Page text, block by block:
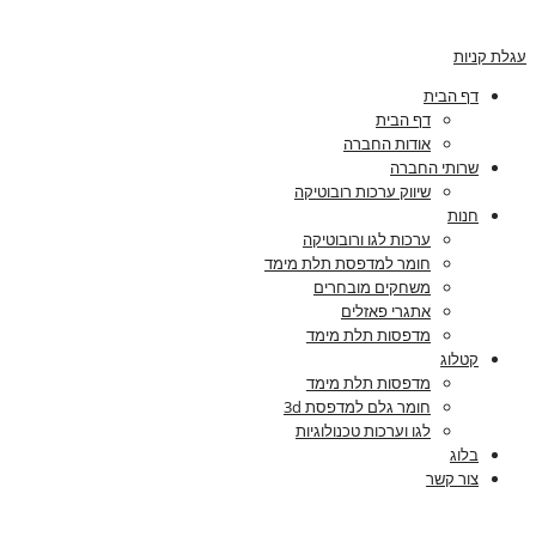
עגלת קניות
דף הבית
דף הבית
אודות החברה
שרותי החברה
שיווק ערכות רובוטיקה
חנות
ערכות לגו ורובוטיקה
חומר למדפסת תלת מימד
משחקים מובחרים
אתגרי פאזלים
מדפסות תלת מימד
קטלוג
מדפסות תלת מימד
חומר גלם למדפסת 3d
לגו וערכות טכנולוגיות
בלוג
צור קשר